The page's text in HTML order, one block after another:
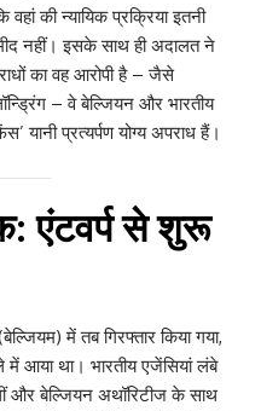
वहां की न्यायिक प्रक्रिया इतनी
नहीं। इसके साथ ही अदालत ने
का वह आरोपी है – जैसे
– वे बेल्जियन और भारतीय
यानी प्रत्यर्पण योग्य अपराध हैं।
एंटवर्प से शुरू
में तब गिरफ्तार किया गया,
आया था। भारतीय एजेंसियां लंबे
बेल्जियन अथॉरिटीज के साथ